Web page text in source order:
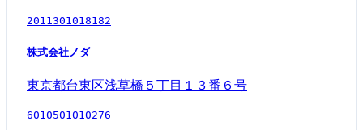
2011301018182
株式会社ノダ
東京都台東区浅草橋５丁目１３番６号
6010501010276